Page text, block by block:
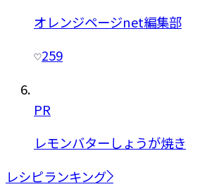
オレンジページnet編集部
259
PR
レモンバターしょうが焼き
レシピランキング